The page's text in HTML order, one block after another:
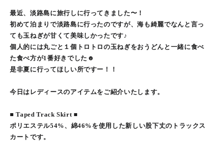
最近、淡路島に旅行しに行ってきました〜！
初めて泊まりで淡路島に行ったのですが、海も綺麗でなんと言っ
ても玉ねぎが甘くて美味しかったです♪
個人的には丸ごと１個トロトロの玉ねぎをおうどんと一緒に食べ
た食べ方が1番好きでした☻
是非夏に行ってほしい所ですー！！
今日はレディースのアイテムをご紹介いたします。
■ Taped Track Skirt ■
ポリエステル54%、綿46%を使用した新しい股下丈のトラックス
カートです。